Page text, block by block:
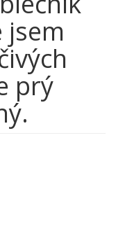
jsem
prý